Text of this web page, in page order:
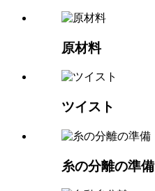
原材料
ツイスト
糸の分離の準備